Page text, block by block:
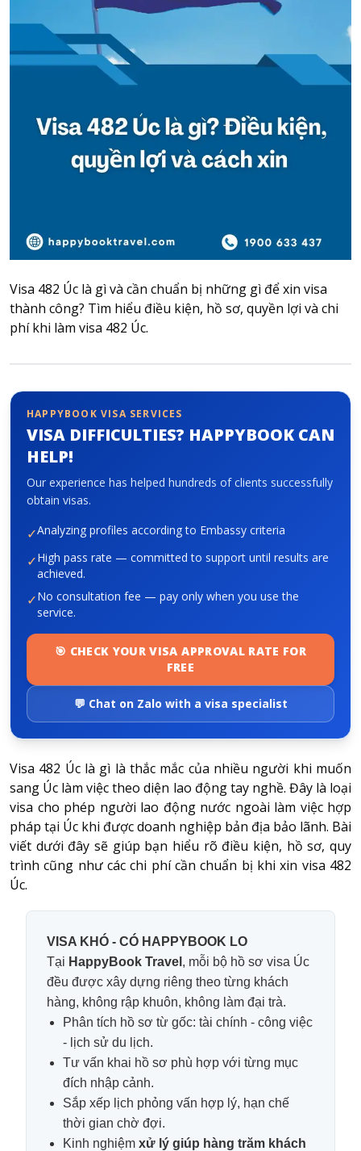
Travel SIM
Vietnam travel SIM
International travel SIM
Domestic tours
International Tours
Register as a collaborator
Payment instructions
Instructions for booking tickets
Transfer information
Terms of Use
About HappyBook
About us
News
Contact us
Visa 482 Úc là gì và cần chuẩn bị những gì để xin visa
thành công? Tìm hiểu điều kiện, hồ sơ, quyền lợi và chi
phí khi làm visa 482 Úc.
HAPPYBOOK VISA SERVICES
VISA DIFFICULTIES? HAPPYBOOK CAN
HELP!
Our experience has helped hundreds of clients successfully
obtain visas.
✓Analyzing profiles according to Embassy criteria
✓High pass rate — committed to support until results are
achieved.
✓No consultation fee — pay only when you use the
service.
🎯 CHECK YOUR VISA APPROVAL RATE FOR
FREE
💬 Chat on Zalo with a visa specialist
Visa 482 Úc là gì là thắc mắc của nhiều người khi muốn
sang Úc làm việc theo diện lao động tay nghề. Đây là loại
visa cho phép người lao động nước ngoài làm việc hợp
pháp tại Úc khi được doanh nghiệp bản địa bảo lãnh. Bài
viết dưới đây sẽ giúp bạn hiểu rõ điều kiện, hồ sơ, quy
trình cũng như các chi phí cần chuẩn bị khi xin visa 482
Úc.
VISA KHÓ - CÓ HAPPYBOOK LO
Tại HappyBook Travel , mỗi bộ hồ sơ visa Úc
đều được xây dựng riêng theo từng khách
hàng, không rập khuôn, không làm đại trà.
Phân tích hồ sơ từ gốc: tài chính - công việc
- lịch sử du lịch.
Tư vấn khai hồ sơ phù hợp với từng mục
đích nhập cảnh.
Sắp xếp lịch phỏng vấn hợp lý, hạn chế
thời gian chờ đợi.
Kinh nghiệm xử lý giúp hàng trăm khách